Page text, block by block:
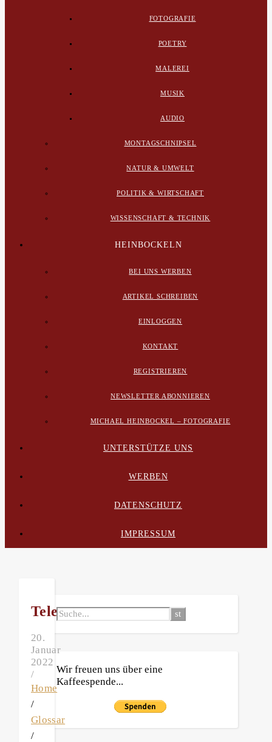
FOTOGRAFIE
POETRY
MALEREI
MUSIK
AUDIO
MONTAGSCHNIPSEL
NATUR & UMWELT
POLITIK & WIRTSCHAFT
WISSENSCHAFT & TECHNIK
HEINBOCKELN
BEI UNS WERBEN
ARTIKEL SCHREIBEN
EINLOGGEN
KONTAKT
REGISTRIEREN
NEWSLETTER ABONNIEREN
MICHAEL HEINBOCKEL – FOTOGRAFIE
UNTERSTÜTZE UNS
WERBEN
DATENSCHUTZ
IMPRESSUM
Telegram
20.
Januar
2022
/
Home
/
Glossar
/
Wir freuen uns über eine
Kaffeespende...